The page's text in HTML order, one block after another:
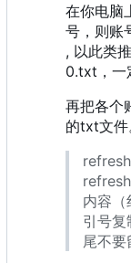
在你电脑
号，则账
, 以此类
0.txt，一
再把各个
的txt文件
内容（
引号
尾不